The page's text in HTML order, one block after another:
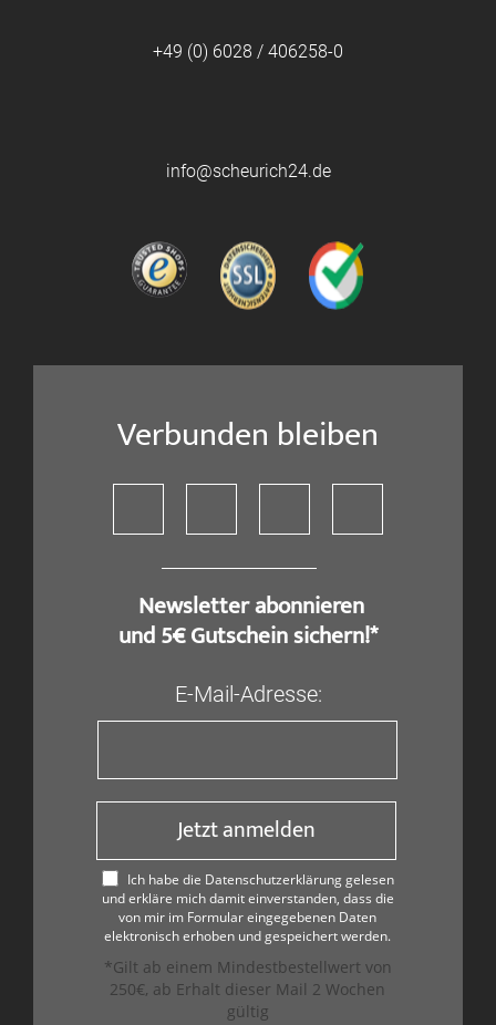
+49 (0) 6028 / 406258-0
info@scheurich24.de
Verbunden bleiben
​ Newsletter abonnieren
und 5€ Gutschein sichern!*
E-Mail-Adresse:
Jetzt anmelden
Ich habe die Datenschutzerklärung gelesen
und erkläre mich damit einverstanden, dass die
von mir im Formular eingegebenen Daten
elektronisch erhoben und gespeichert werden.
*Gilt ab einem Mindestbestellwert von
250€, ab Erhalt dieser Mail 2 Wochen
gültig